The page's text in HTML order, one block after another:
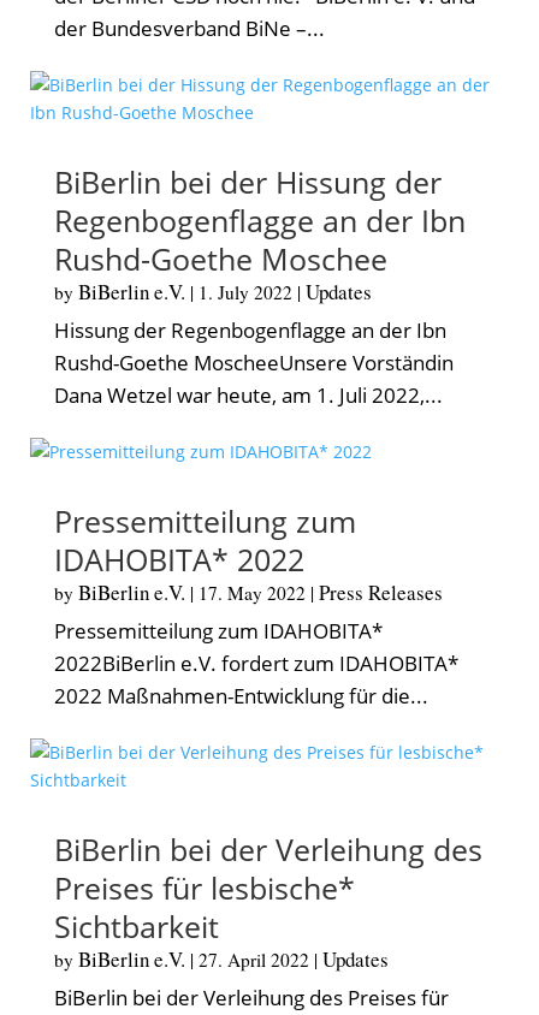
der Bundesverband BiNe –...
BiBerlin bei der Hissung der
Regenbogenflagge an der Ibn
Rushd-Goethe Moschee
by BiBerlin e.V. | 1. July 2022 | Updates
Hissung der Regenbogenflagge an der Ibn
Rushd-Goethe MoscheeUnsere Vorständin
Dana Wetzel war heute, am 1. Juli 2022,...
Pressemitteilung zum
IDAHOBITA* 2022
by BiBerlin e.V. | 17. May 2022 | Press Releases
Pressemitteilung zum IDAHOBITA*
2022BiBerlin e.V. fordert zum IDAHOBITA*
2022 Maßnahmen-Entwicklung für die...
BiBerlin bei der Verleihung des
Preises für lesbische*
Sichtbarkeit
by BiBerlin e.V. | 27. April 2022 | Updates
BiBerlin bei der Verleihung des Preises für